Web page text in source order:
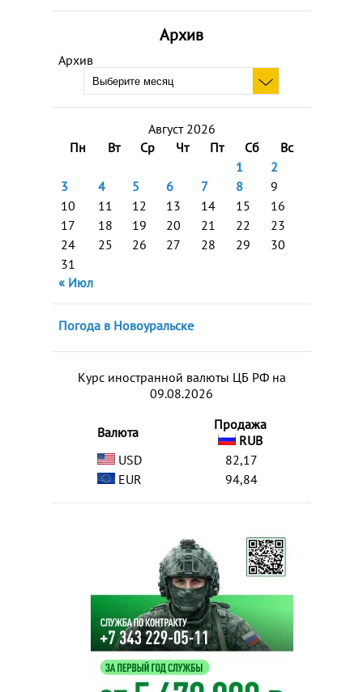
Архив
Архив
Август 2026
Пн
Вт Ср Чт Пт Сб
Вс
1
2
3
4 5 6 7 8
9
10
11 12 13 14 15
16
17
18 19 20 21 22
23
24
25 26 27 28 29
30
31
« Июл
Погода в Новоуральске
Курс иностранной валюты ЦБ РФ на
09.08.2026
Валюта
Продажа
RUB
USD
82,17
EUR
94,84